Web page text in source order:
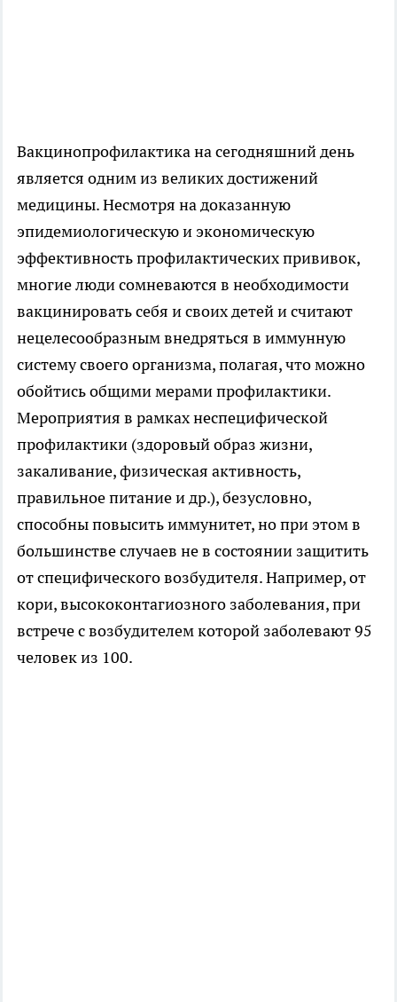
Вакцинопрофилактика на сегодняшний день
является одним из великих достижений
медицины. Несмотря на доказанную
эпидемиологическую и экономическую
эффективность профилактических прививок,
многие люди сомневаются в необходимости
вакцинировать себя и своих детей и считают
нецелесообразным внедряться в иммунную
систему своего организма, полагая, что можно
обойтись общими мерами профилактики.
Мероприятия в рамках неспецифической
профилактики (здоровый образ жизни,
закаливание, физическая активность,
правильное питание и др.), безусловно,
способны повысить иммунитет, но при этом в
большинстве случаев не в состоянии защитить
от специфического возбудителя. Например, от
кори, высококонтагиозного заболевания, при
встрече с возбудителем которой заболевают 95
человек из 100.